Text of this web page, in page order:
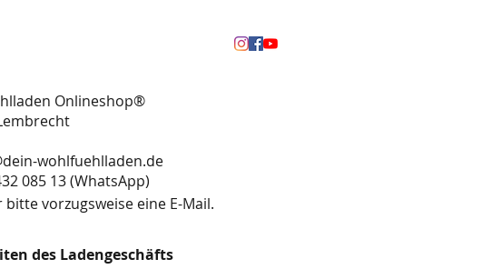
Onlineshop®
wohlfuehlladen.de
085 13 (WhatsApp)
vorzugsweise eine E-Mail.
des Ladengeschäfts